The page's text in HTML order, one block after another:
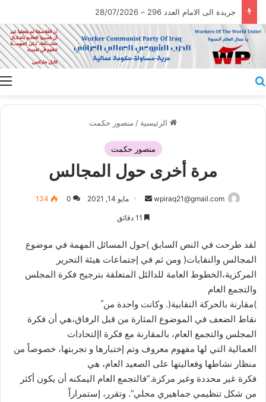
جريدة الى الامام العدد 296 – 28/07/2026
الرئيسية / منصور حكمت
منصور حكمت
مرة أخرى حول المجالس
wpiraq21@gmail.com
أرسل
بريدا
مايو 14, 2021 0
134
لقد طرحت في النص السابق )حول المسائل المهمة في موضوع
المجالس والنقابات( ومن ثم في إجتماعات هيئة التحرير
المركزية،الخطوط العامة للدالئل المتعلقة بترجيح فكرة المجلس
والتجمع العام
)مقارنة بالحركة النقابية(. وكانت واحدة من ً
نقاط الضعف في الموضوع المثارة من قبل الرفاق،هي أن فكرة
المجلس والتجمع العام، بالمقارنة مع فكرة اإلتحادات
العمالية التي لها مفهوم معروف وتم إختبارها و تجربتها، خصوصاً من
منظار نشاطها وفعاليتها على الصعيد العام، هي
فكرة غير محددة وغير مركزة.”فالتجمع العام اليمكنه أن يكون أكثر
من شكل تنظيمي جماهيري محلي”. وتقرر، إستمراراً